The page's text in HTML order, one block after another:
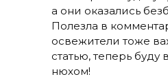
а они оказались
Полезла в
освежители тоже
статью, теперь буду
нюхом!